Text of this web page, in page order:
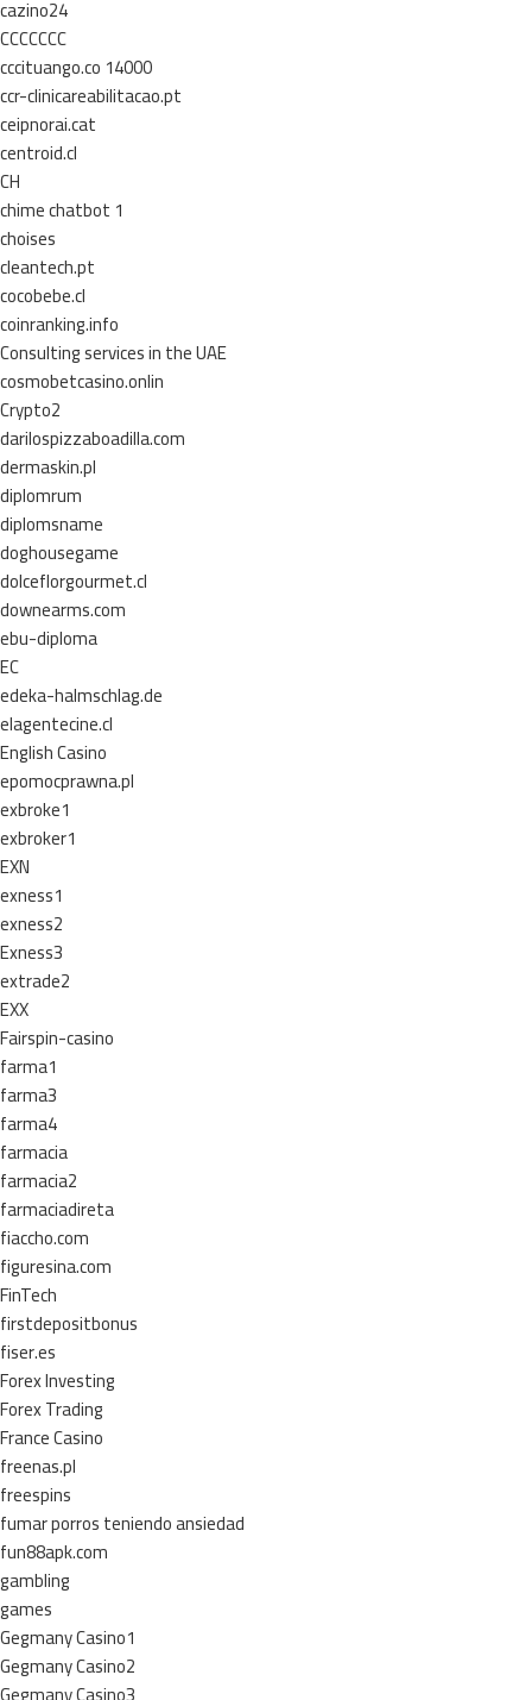
cazino24
CCCCCCC
cccituango.co 14000
ccr-clinicareabilitacao.pt
ceipnorai.cat
centroid.cl
CH
chime chatbot 1
choises
cleantech.pt
cocobebe.cl
coinranking.info
Consulting services in the UAE
cosmobetcasino.onlin
Crypto2
darilospizzaboadilla.com
dermaskin.pl
diplomrum
diplomsname
doghousegame
dolceflorgourmet.cl
downearms.com
ebu-diploma
EC
edeka-halmschlag.de
elagentecine.cl
English Casino
epomocprawna.pl
exbroke1
exbroker1
EXN
exness1
exness2
Exness3
extrade2
EXX
Fairspin-casino
farma1
farma3
farma4
farmacia
farmacia2
farmaciadireta
fiaccho.com
figuresina.com
FinTech
firstdepositbonus
fiser.es
Forex Investing
Forex Trading
France Casino
freenas.pl
freespins
fumar porros teniendo ansiedad
fun88apk.com
gambling
games
Gegmany Casino1
Gegmany Casino2